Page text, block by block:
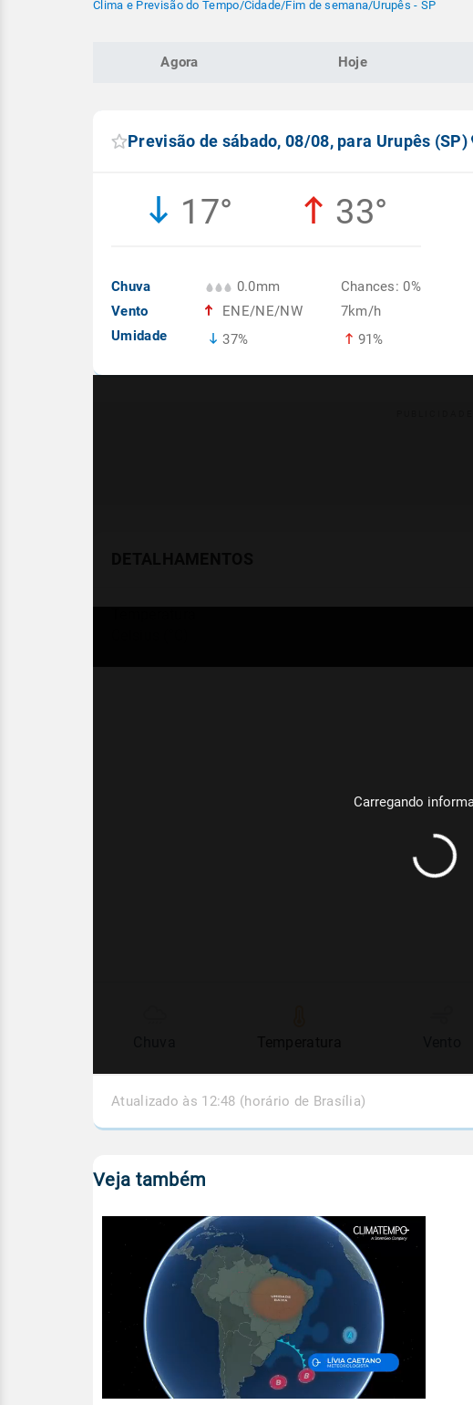
Clima e Previsão do Tempo/Cidade/Fim de semana/Urupês - SP
Agora Hoje
Previsão de sábado, 08/08, para Urupês (SP)
17° 33°
Chuva
Vento
Umidade
0.0mm
ENE/NE/NW
37%
Chances: 0%
7km/h
91%
Atualizado às 12:48 (horário de Brasília)
Veja também